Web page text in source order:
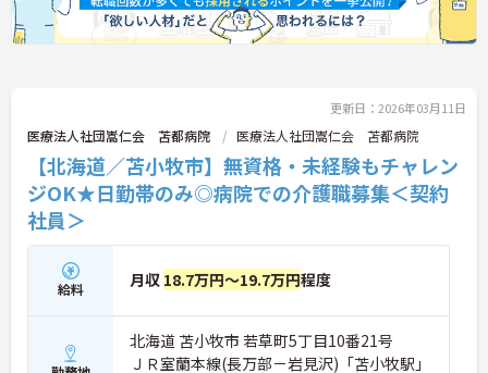
更新日：2026年03月11日
医療法人社団嵩仁会 苫都病院 医療法人社団嵩仁会 苫都病院
【北海道／苫小牧市】無資格・未経験もチャレン
ジOK★日勤帯のみ◎病院での介護職募集＜契約
社員＞
給料 月収 18.7万円～19.7万円程度
北海道 苫小牧市 若草町5丁目10番21号
ＪＲ室蘭本線(長万部－岩見沢)「苫小牧駅」